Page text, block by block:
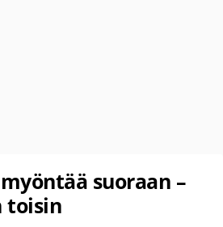
suoraan –
toisin